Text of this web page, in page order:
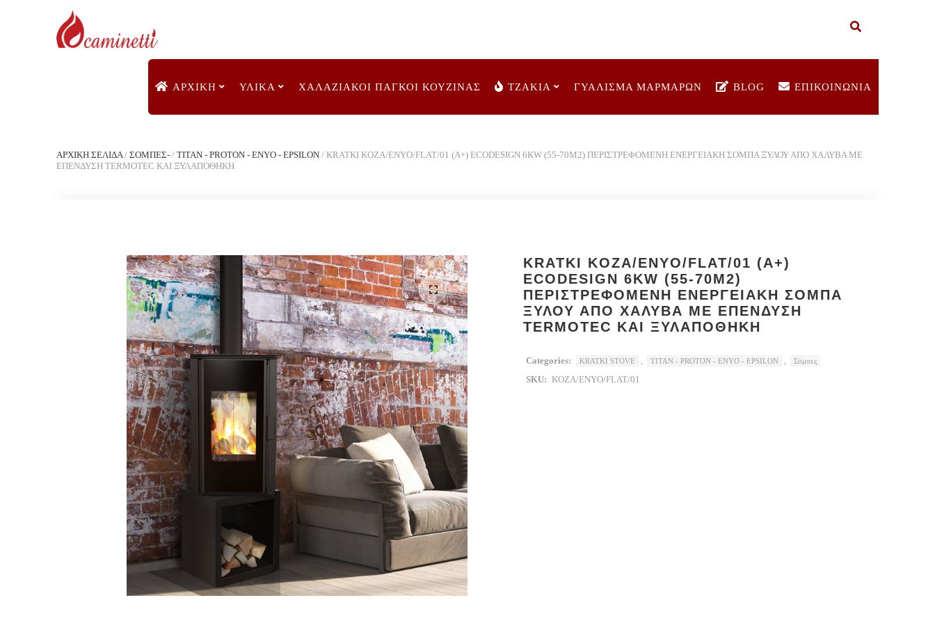
ΑΡΧΙΚΉ ΥΛΙΚΑ ΧΑΛΑΖΙΑΚΟΙ ΠΑΓΚΟΙ ΚΟΥΖΙΝΑΣ ΤΖΑΚΙΑ ΓΥΑΛΙΣΜΑ ΜΑΡΜΑΡΩΝ BLOG ΕΠΙΚΟΙΝΩΝΙΑ
ΑΡΧΙΚΉ ΣΕΛΊΔΑ / ΣΟΜΠΕΣ- / TITAN - PROTON - ENYO - EPSILON /KRATKI KOZA/ENYO/FLAT/01 (A+) ECODESIGN 6KW (55-70M2) ΠΕΡΙΣΤΡΕΦΟΜΕΝΗ ΕΝΕΡΓΕΙΑΚΗ ΣΟΜΠΑ ΞΥΛΟΥ ΑΠΟ ΧΑΛΥΒΑ ΜΕ
ΕΠΕΝΔΥΣΗ TERMOTEC ΚΑΙ ΞΥΛΑΠΟΘΗΚΗ
KRATKI KOZA/ENYO/FLAT/01 (A+)
ECODESIGN 6KW (55-70M2)
ΠΕΡΙΣΤΡΕΦΟΜΕΝΗ ΕΝΕΡΓΕΙΑΚΗ ΣΟΜΠΑ
ΞΥΛΟΥ ΑΠΟ ΧΑΛΥΒΑ ΜΕ ΕΠΕΝΔΥΣΗ
TERMOTEC ΚΑΙ ΞΥΛΑΠΟΘΗΚΗ
Categories: KRATKI STOVE , TITAN - PROTON - ENYO - EPSILON , Σόμπες
SKU: KOZA/ENYO/FLAT/01